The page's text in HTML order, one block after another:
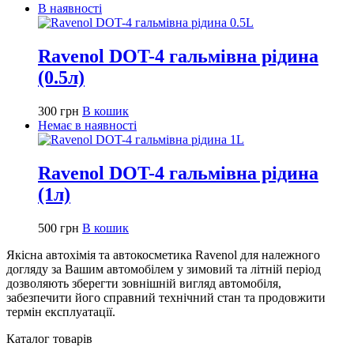
В наявності
Ravenol DOT-4 гальмівна рідина
(0.5л)
300 грн В кошик
Немає в наявності
Ravenol DOT-4 гальмівна рідина
(1л)
500 грн В кошик
Якісна автохімія та автокосметика Ravenol для належного
догляду за Вашим автомобілем у зимовий та літній період
дозволяють зберегти зовнішній вигляд автомобіля,
забезпечити його справний технічний стан та продовжити
термін експлуатації.
Каталог товарів